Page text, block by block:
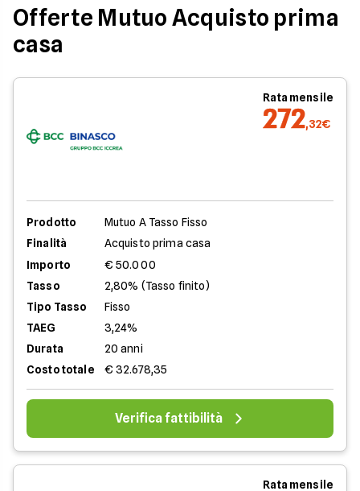
Offerte Mutuo Acquisto prima
casa
Rata mensile
272,32€
Prodotto
Mutuo A Tasso Fisso
Finalità
Acquisto prima casa
Importo
€ 50.000
Tasso
2,80% (Tasso finito)
Tipo Tasso
Fisso
TAEG
3,24%
Durata
20 anni
Costo totale
€ 32.678,35
Verifica fattibilità
Rata mensile